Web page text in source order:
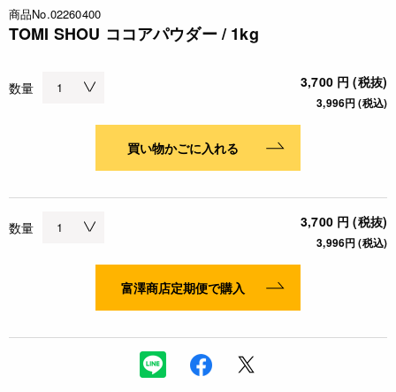
商品No.02260400
TOMI SHOU ココアパウダー / 1kg
数量 3,700 円 (税抜)
3,996円 (税込)
買い物かごに入れる
数量 3,700 円 (税抜)
3,996円 (税込)
富澤商店定期便で購入